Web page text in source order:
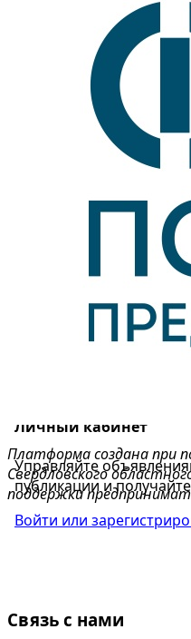
Личный кабинет
Управляйте
публикации и
Войти или
Платформа создана при
Свердловского
поддержки
Связь с нами